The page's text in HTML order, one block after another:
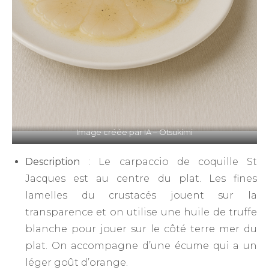
Image créée par IA – Otsukimi
Description : Le carpaccio de coquille St
Jacques est au centre du plat. Les fines
lamelles du crustacés jouent sur la
transparence et on utilise une huile de truffe
blanche pour jouer sur le côté terre mer du
plat. On accompagne d’une écume qui a un
léger goût d’orange.